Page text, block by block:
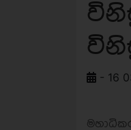
- 16